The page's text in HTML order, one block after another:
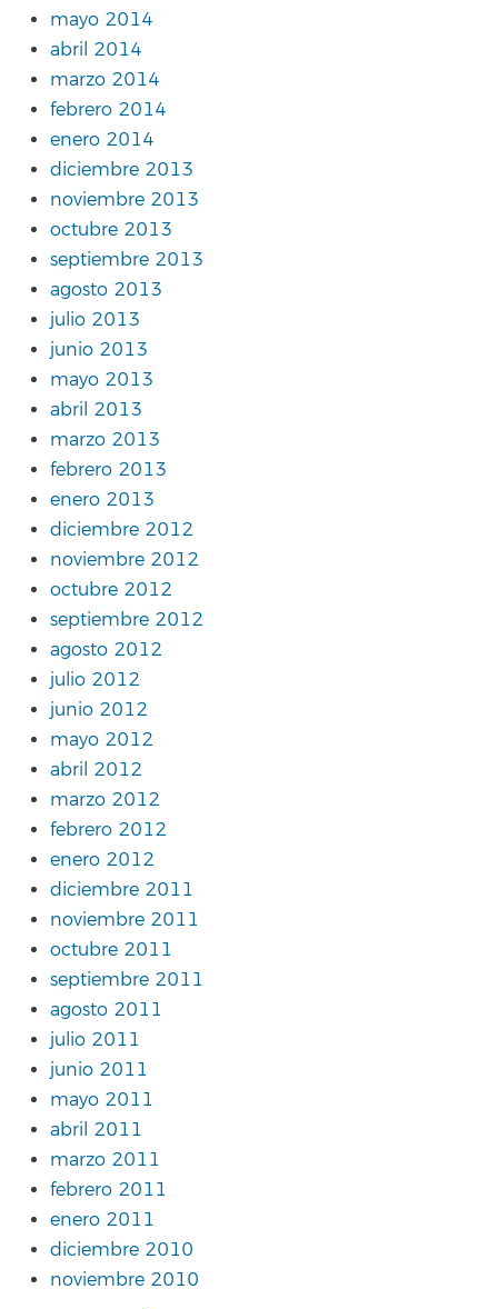
mayo 2014
abril 2014
marzo 2014
febrero 2014
enero 2014
diciembre 2013
noviembre 2013
octubre 2013
septiembre 2013
agosto 2013
julio 2013
junio 2013
mayo 2013
abril 2013
marzo 2013
febrero 2013
enero 2013
diciembre 2012
noviembre 2012
octubre 2012
septiembre 2012
agosto 2012
julio 2012
junio 2012
mayo 2012
abril 2012
marzo 2012
febrero 2012
enero 2012
diciembre 2011
noviembre 2011
octubre 2011
septiembre 2011
agosto 2011
julio 2011
junio 2011
mayo 2011
abril 2011
marzo 2011
febrero 2011
enero 2011
diciembre 2010
noviembre 2010